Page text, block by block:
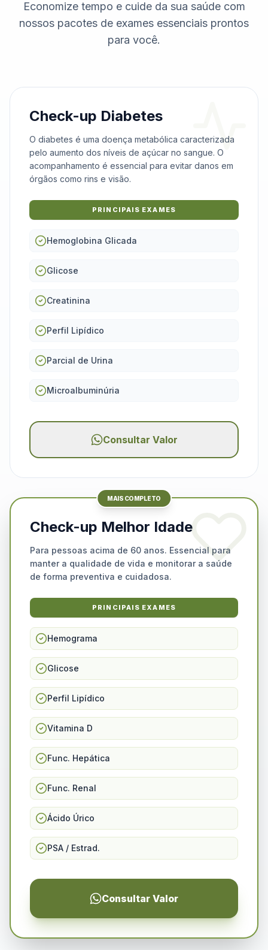
Economize tempo e cuide da sua saúde com
nossos pacotes de exames essenciais prontos
para você.
Check-up Diabetes
O diabetes é uma doença metabólica caracterizada
pelo aumento dos níveis de açúcar no sangue. O
acompanhamento é essencial para evitar danos em
órgãos como rins e visão.
PRINCIPAIS EXAMES
Hemoglobina Glicada
Glicose
Creatinina
Perfil Lipídico
Parcial de Urina
Microalbuminúria
Consultar Valor
MAIS COMPLETO
Check-up Melhor Idade
Para pessoas acima de 60 anos. Essencial para
manter a qualidade de vida e monitorar a saúde
de forma preventiva e cuidadosa.
PRINCIPAIS EXAMES
Hemograma
Glicose
Perfil Lipídico
Vitamina D
Func. Hepática
Func. Renal
Ácido Úrico
PSA / Estrad.
Consultar Valor